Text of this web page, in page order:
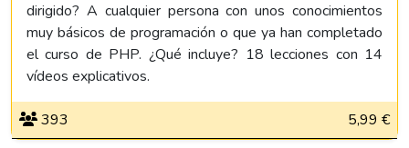
dirigido? A cualquier persona con unos conocimientos
muy básicos de programación o que ya han completado
el curso de PHP. ¿Qué incluye? 18 lecciones con 14
vídeos explicativos.
393 5,99 €